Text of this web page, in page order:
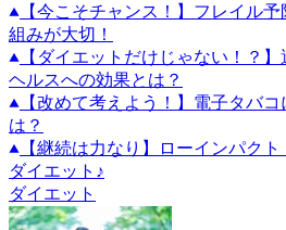
【今こそチャンス！】フレイル
組みが大切！
【ダイエットだけじゃない！？
ヘルスへの効果とは？
【改めて考えよう！】電子タバ
は？
【継続は力なり】ローインパク
ダイエット♪
ダイエット